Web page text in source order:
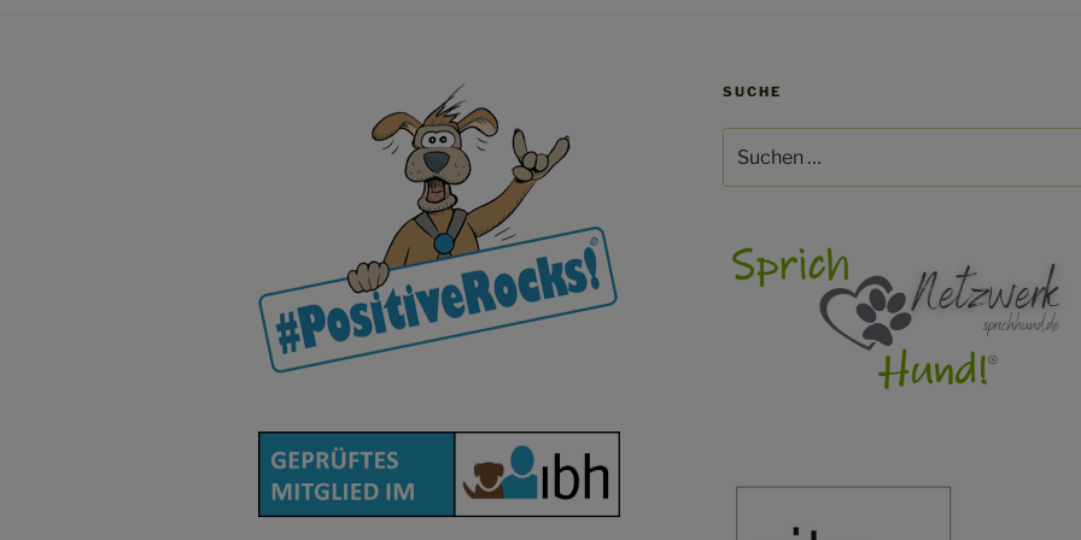
SUCHE
nach: